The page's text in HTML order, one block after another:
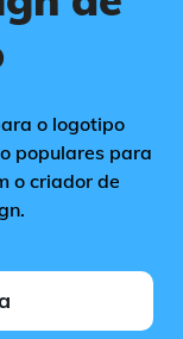
o logotipo
populares para
o criador de